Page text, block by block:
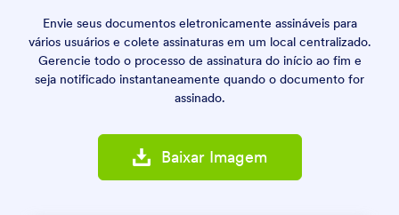
Envie seus documentos eletronicamente assináveis para
vários usuários e colete assinaturas em um local centralizado.
Gerencie todo o processo de assinatura do início ao fim e
seja notificado instantaneamente quando o documento for
assinado.
Baixar Imagem